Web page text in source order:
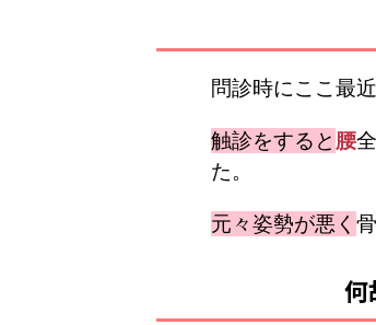
問診時にここ最
触診をすると 腰
た。
元々姿勢が悪く
何